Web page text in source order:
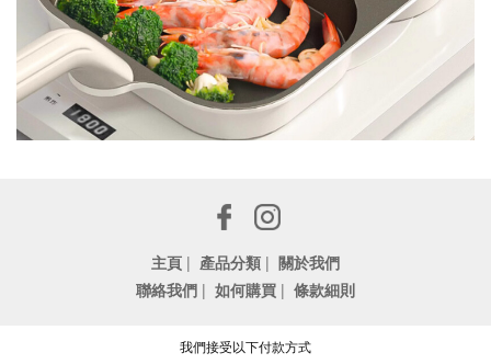
主頁 | 產品分類 | 關於我們
聯絡我們 | 如何購買 | 條款細則
我們接受以下付款方式